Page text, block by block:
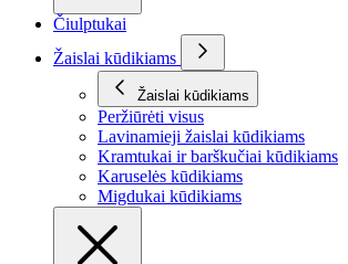
Čiulptukai
Žaislai kūdikiams
Žaislai kūdikiams
Peržiūrėti visus
Lavinamieji žaislai kūdikiams
Kramtukai ir barškučiai kūdikiams
Karuselės kūdikiams
Migdukai kūdikiams